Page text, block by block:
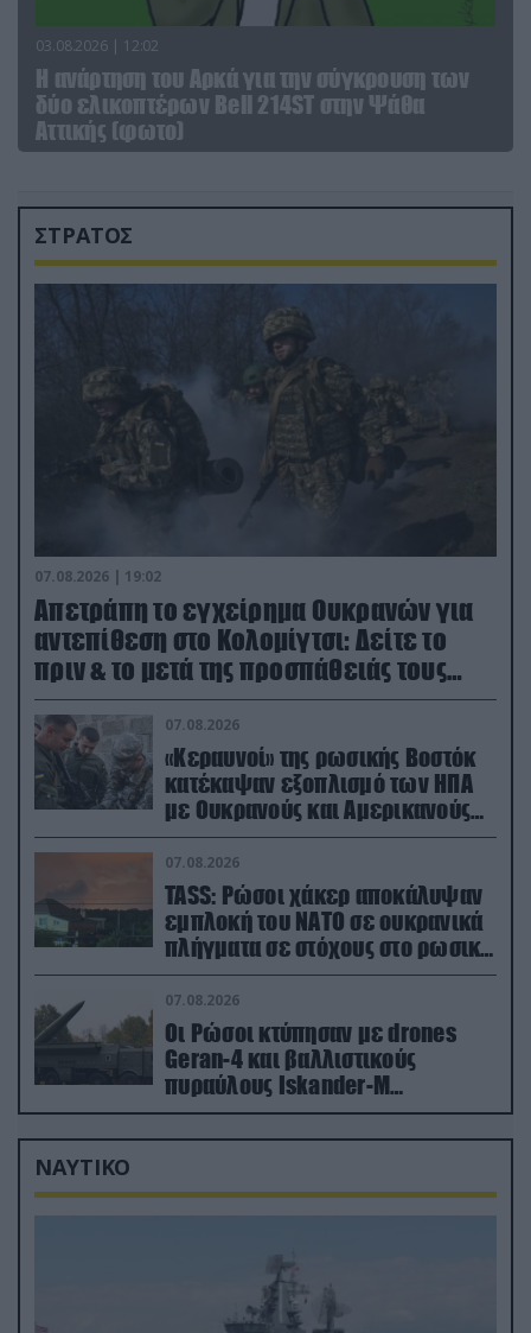
03.08.2026 | 12:02
Η ανάρτηση του Αρκά για την σύγκρουση των
δύο ελικοπτέρων Bell 214ST στην Ψάθα
Αττικής (φωτο)
ΣΤΡΑΤΟΣ
07.08.2026 | 19:02
Απετράπη το εγχείρημα Ουκρανών για
αντεπίθεση στο Κολομίγτσι: Δείτε το
πριν & το μετά της προσπάθειάς τους
(βίντεο)
07.08.2026
«Κεραυνοί» της ρωσικής Βοστόκ
κατέκαψαν εξοπλισμό των ΗΠΑ
με Ουκρανούς και Αμερικανούς
μισθοφόρους – Δείτε βίντεο
07.08.2026
TASS: Ρώσοι χάκερ αποκάλυψαν
εμπλοκή του ΝΑΤΟ σε ουκρανικά
πλήγματα σε στόχους στο ρωσικό
έδαφος!
07.08.2026
Οι Ρώσοι κτύπησαν με drones
Geran-4 και βαλλιστικούς
πυραύλους Iskander-M
ουκρανικό τρένο με στρατιωτικό
εξοπλισμό
ΝΑΥΤΙΚΟ